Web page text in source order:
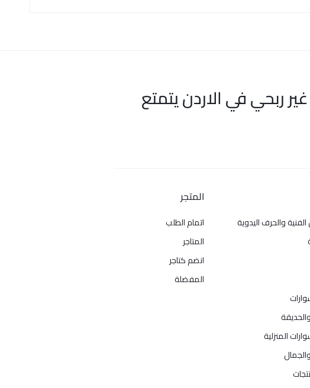
ربحي في الاردن يتمتع
والحرف اليدوية
المنزلية
المتجر
اتمام الطلب
المتاجر
انضم كتاجر
المفضلة